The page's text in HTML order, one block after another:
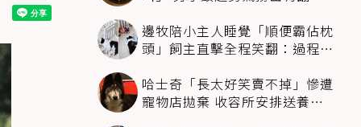
邊牧陪小主人睡覺「順便霸佔枕
頭」飼主直擊全程笑翻：過程絲
哈士奇「長太好笑賣不掉」慘遭
寵物店拋棄 收容所安排送養活